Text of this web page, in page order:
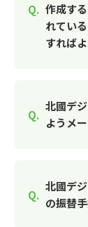
作成す
れてい
すれば
北國デ
ようメ
北國デ
の振替